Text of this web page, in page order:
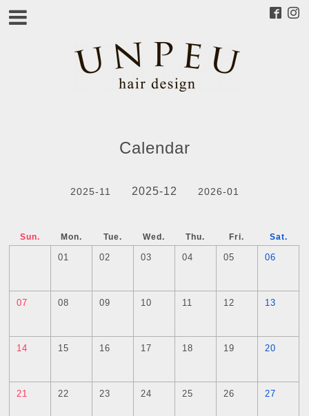
Calendar
2025-11 2025-12 2026-01
Sun. Mon. Tue. Wed. Thu. Fri. Sat.
01 02 03 04 05 06
07 08 09 10 11 12 13
14 15 16 17 18 19 20
21 22 23 24 25 26 27